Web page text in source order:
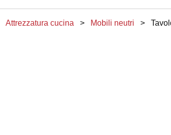
attrezzatura cucina > mobili neutri >